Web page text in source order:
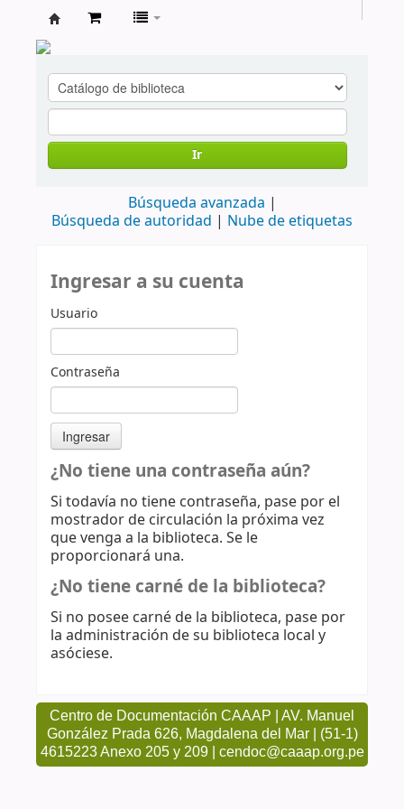
cendoc
Ir
Búsqueda avanzada
Búsqueda de autoridad
Nube de etiquetas
Ingresar a su cuenta
Usuario
Contraseña
¿No tiene una contraseña aún?
Si todavía no tiene contraseña, pase por el
mostrador de circulación la próxima vez
que venga a la biblioteca. Se le
proporcionará una.
¿No tiene carné de la biblioteca?
Si no posee carné de la biblioteca, pase por
la administración de su biblioteca local y
asóciese.
Centro de Documentación CAAAP | AV. Manuel
González Prada 626, Magdalena del Mar | (51-1)
4615223 Anexo 205 y 209 | cendoc@caaap.org.pe